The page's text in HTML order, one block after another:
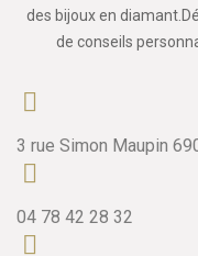
des bijoux en
de conseils
3 rue Simon Maupin
04 78 42 28 32